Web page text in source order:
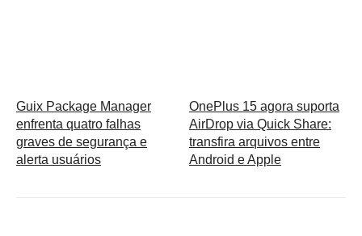
Guix Package Manager
enfrenta quatro falhas
graves de segurança e
alerta usuários
OnePlus 15 agora suporta
AirDrop via Quick Share:
transfira arquivos entre
Android e Apple